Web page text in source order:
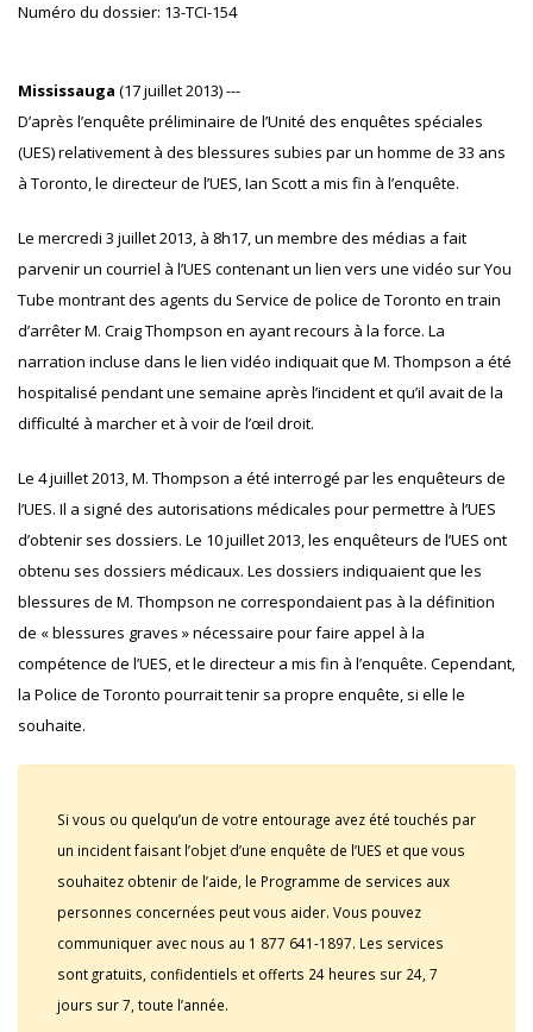
Numéro du dossier: 13-TCI-154
Mississauga (17 juillet 2013) ---
D’après l’enquête préliminaire de l’Unité des enquêtes spéciales
(UES) relativement à des blessures subies par un homme de 33 ans
à Toronto, le directeur de l’UES, Ian Scott a mis fin à l’enquête.
Le mercredi 3 juillet 2013, à 8h17, un membre des médias a fait
parvenir un courriel à l’UES contenant un lien vers une vidéo sur You
Tube montrant des agents du Service de police de Toronto en train
d’arrêter M. Craig Thompson en ayant recours à la force. La
narration incluse dans le lien vidéo indiquait que M. Thompson a été
hospitalisé pendant une semaine après l’incident et qu’il avait de la
difficulté à marcher et à voir de l’œil droit.
Le 4 juillet 2013, M. Thompson a été interrogé par les enquêteurs de
l’UES. Il a signé des autorisations médicales pour permettre à l’UES
d’obtenir ses dossiers. Le 10 juillet 2013, les enquêteurs de l’UES ont
obtenu ses dossiers médicaux. Les dossiers indiquaient que les
blessures de M. Thompson ne correspondaient pas à la définition
de « blessures graves » nécessaire pour faire appel à la
compétence de l’UES, et le directeur a mis fin à l’enquête. Cependant,
la Police de Toronto pourrait tenir sa propre enquête, si elle le
souhaite.
Si vous ou quelqu’un de votre entourage avez été touchés par
un incident faisant l’objet d’une enquête de l’UES et que vous
souhaitez obtenir de l’aide, le Programme de services aux
personnes concernées peut vous aider. Vous pouvez
communiquer avec nous au 1 877 641-1897. Les services
sont gratuits, confidentiels et offerts 24 heures sur 24, 7
jours sur 7, toute l’année.